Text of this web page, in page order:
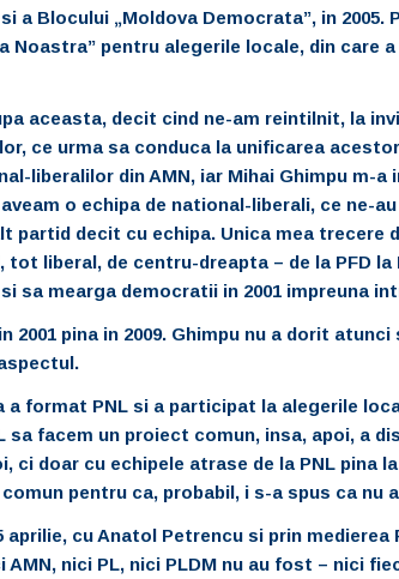
si a Blocului „Moldova Democrata”, in
Noastra” pentru alegerile locale, din care
aceasta, decit cind ne-am reintilnit, la
ce urma sa conduca la unificarea
liberalilor din AMN, iar Mihai Ghimpu m-
o echipa de national-liberali, ce ne-
partid decit cu echipa. Unica mea trecere
liberal, de centru-dreapta – de la PFD
sa mearga democratii in 2001 impreuna
2001 pina in 2009. Ghimpu nu a dorit
a format PNL si a participat la alegerile
facem un proiect comun, insa, apoi, a
ci doar cu echipele atrase de la PNL pina
pentru ca, probabil, i s-a spus ca nu
aprilie, cu Anatol Petrencu si prin
nici PL, nici PLDM nu au fost – nici